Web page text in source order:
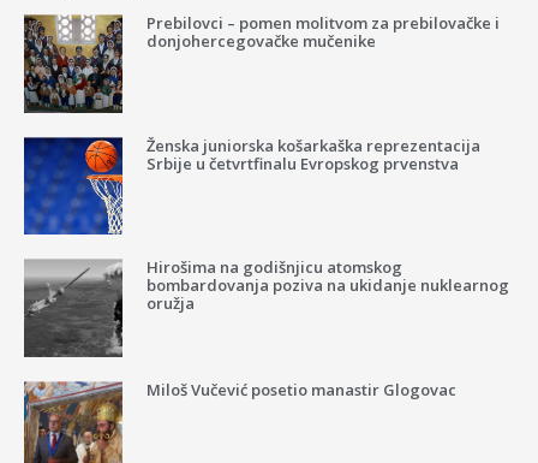
Prebilovci – pomen molitvom za prebilovačke i
donjohercegovačke mučenike
Ženska juniorska košarkaška reprezentacija
Srbije u četvrtfinalu Evropskog prvenstva
Hirošima na godišnjicu atomskog
bombardovanja poziva na ukidanje nuklearnog
oružja
Miloš Vučević posetio manastir Glogovac